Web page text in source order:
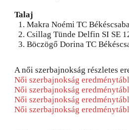
Talaj
1. Makra Noémi TC
2. Csillag Tünde Delfin SI SE
3. Böczögő Dorina TC
A női szerbajnokság részletes
Női szerbajnokság
Női szerbajnokság
Női szerbajnokság
Női szerbajnokság